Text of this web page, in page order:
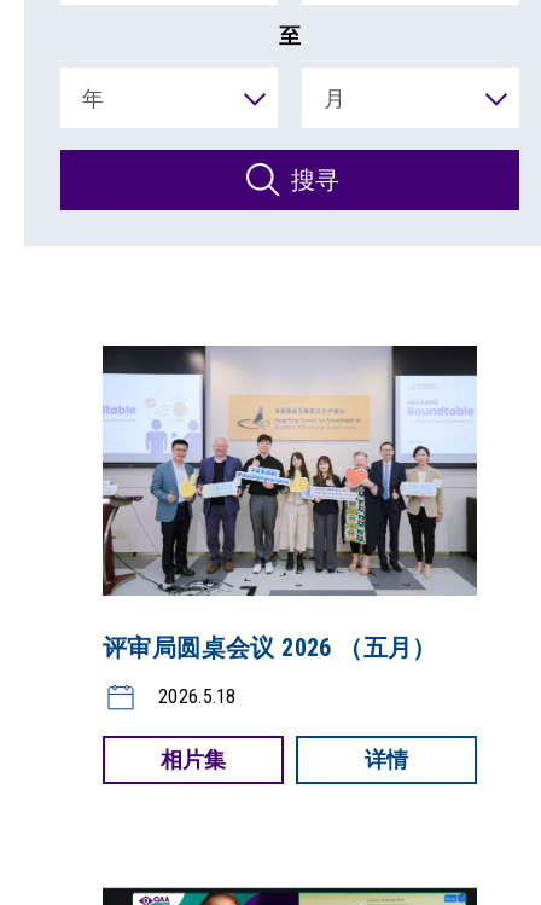
至
年 月
搜寻
评审局圆桌会议 2026 （五月）
2026.5.18
相片集 详情